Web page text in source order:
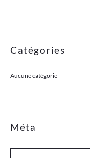
Catégories
Aucune catégorie
Méta